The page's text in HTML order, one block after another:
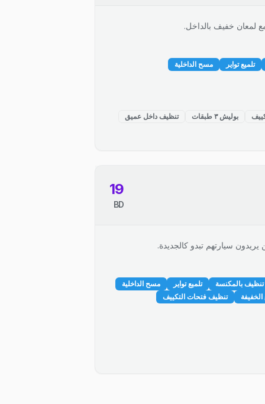
لمعان خفيف بالداخل.
تلميع تواير
مسح الداخلية
بوليش ٣ طبقات
تنظيف داخل عميق
19
BD
يريدون سيارتهم تبدو كالجديدة.
تنظيف بالمكنسة تلميع تواير
مسح الداخلية
تنظيف فتحات التكييف